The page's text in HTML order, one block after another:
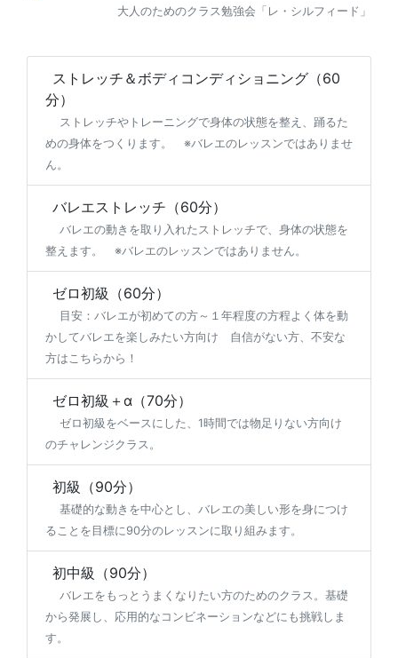
大人のためのクラス勉強会「レ・シルフィード」
ストレッチ＆ボディコンディショニング（60
分）
ストレッチやトレーニングで身体の状態を整え、踊るた
めの身体をつくります。 ※バレエのレッスンではありませ
ん。
バレエストレッチ（60分）
バレエの動きを取り入れたストレッチで、身体の状態を
整えます。 ※バレエのレッスンではありません。
ゼロ初級（60分）
目安：バレエが初めての方～１年程度の方程よく体を動
かしてバレエを楽しみたい方向け 自信がない方、不安な
方はこちらから！
ゼロ初級＋α（70分）
ゼロ初級をベースにした、1時間では物足りない方向け
のチャレンジクラス。
初級（90分）
基礎的な動きを中心とし、バレエの美しい形を身につけ
ることを目標に90分のレッスンに取り組みます。
初中級（90分）
バレエをもっとうまくなりたい方のためのクラス。基礎
から発展し、応用的なコンビネーションなどにも挑戦しま
す。